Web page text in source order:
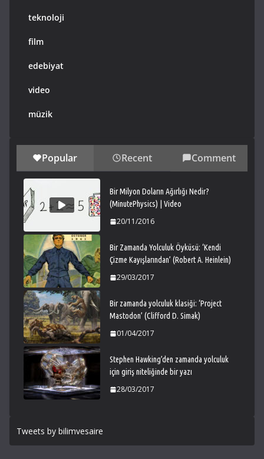
teknoloji
film
edebiyat
video
müzik
Popular Recent Comment
Bir Milyon Doların Ağırlığı Nedir?
(MinutePhysics) | Video
20/11/2016
Bir Zamanda Yolculuk Öyküsü: ‘Kendi
Çizme Kayışlarından’ (Robert A. Heinlein)
29/03/2017
Bir zamanda yolculuk klasiği: ‘Project
Mastodon’ (Clifford D. Simak)
01/04/2017
Stephen Hawking’den zamanda yolculuk
için giriş niteliğinde bir yazı
28/03/2017
Tweets by bilimvesaire